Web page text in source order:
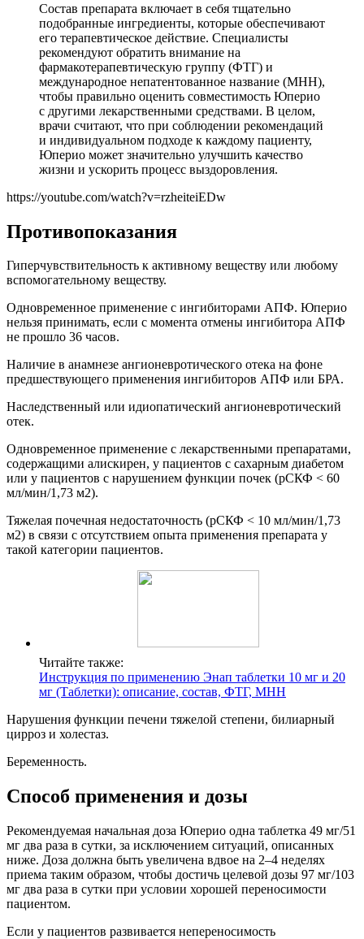
Состав препарата включает в себя тщательно
подобранные ингредиенты, которые обеспечивают
его терапевтическое действие. Специалисты
рекомендуют обратить внимание на
фармакотерапевтическую группу (ФТГ) и
международное непатентованное название (МНН),
чтобы правильно оценить совместимость Юперио
с другими лекарственными средствами. В целом,
врачи считают, что при соблюдении рекомендаций
и индивидуальном подходе к каждому пациенту,
Юперио может значительно улучшить качество
жизни и ускорить процесс выздоровления.
https://youtube.com/watch?v=rzheiteiEDw
Противопоказания
Гиперчувствительность к активному веществу или любому
вспомогательному веществу.
Одновременное применение с ингибиторами АПФ. Юперио
нельзя принимать, если с момента отмены ингибитора АПФ
не прошло 36 часов.
Наличие в анамнезе ангионевротического отека на фоне
предшествующего применения ингибиторов АПФ или БРА.
Наследственный или идиопатический ангионевротический
отек.
Одновременное применение с лекарственными препаратами,
содержащими алискирен, у пациентов с сахарным диабетом
или у пациентов с нарушением функции почек (рСКФ < 60
мл/мин/1,73 м2).
Тяжелая почечная недостаточность (рСКФ < 10 мл/мин/1,73
м2) в связи с отсутствием опыта применения препарата у
такой категории пациентов.
Читайте также:
Инструкция по применению Энап таблетки 10 мг и 20
мг (Таблетки): описание, состав, ФТГ, МНН
Нарушения функции печени тяжелой степени, билиарный
цирроз и холестаз.
Беременность.
Способ применения и дозы
Рекомендуемая начальная доза Юперио одна таблетка 49 мг/51
мг два раза в сутки, за исключением ситуаций, описанных
ниже. Доза должна быть увеличена вдвое на 2–4 неделях
приема таким образом, чтобы достичь целевой дозы 97 мг/103
мг два раза в сутки при условии хорошей переносимости
пациентом.
Если у пациентов развивается непереносимость